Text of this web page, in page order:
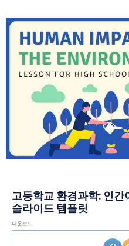
고등학교 환경과학: 인
슬라이드 템플릿
다운로드